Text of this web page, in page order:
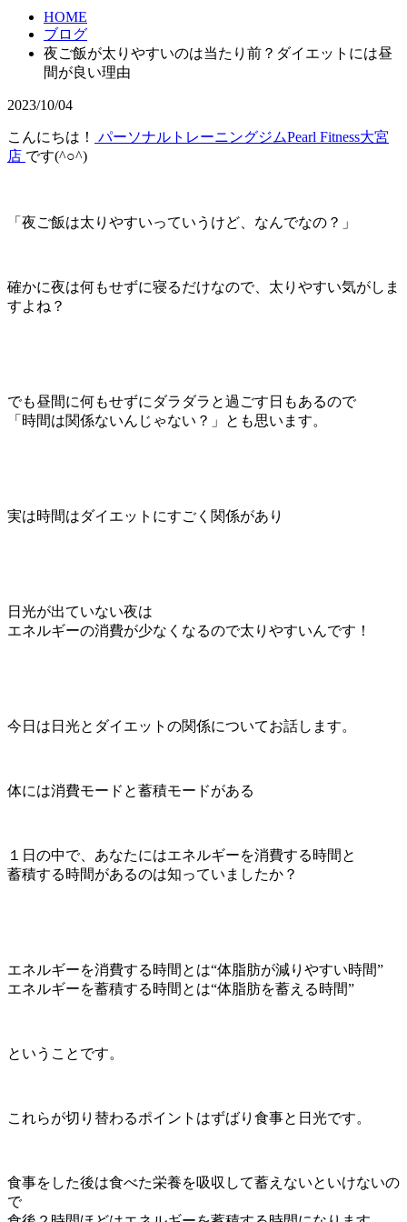
HOME
ブログ
夜ご飯が太りやすいのは当たり前？ダイエットには昼
間が良い理由
2023/10/04
こんにちは！
パーソナルトレーニングジムPearl Fitness大宮
店 です(^○^)
「夜ご飯は太りやすいっていうけど、なんでなの？」
確かに夜は何もせずに寝るだけなので、太りやすい気がしま
すよね？
でも昼間に何もせずにダラダラと過ごす日もあるので
「時間は関係ないんじゃない？」とも思います。
実は時間はダイエットにすごく関係があり
日光が出ていない夜は
エネルギーの消費が少なくなるので太りやすいんです！
今日は日光とダイエットの関係についてお話します。
体には消費モードと蓄積モードがある
１日の中で、あなたにはエネルギーを消費する時間と
蓄積する時間があるのは知っていましたか？
エネルギーを消費する時間とは“体脂肪が減りやすい時間”
エネルギーを蓄積する時間とは“体脂肪を蓄える時間”
ということです。
これらが切り替わるポイントはずばり食事と日光です。
食事をした後は食べた栄養を吸収して蓄えないといけないの
で